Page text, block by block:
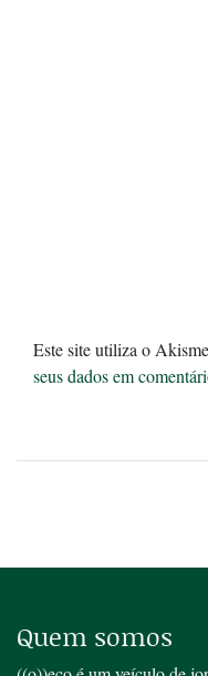
Este site utiliza o
seus dados em
Quem somos